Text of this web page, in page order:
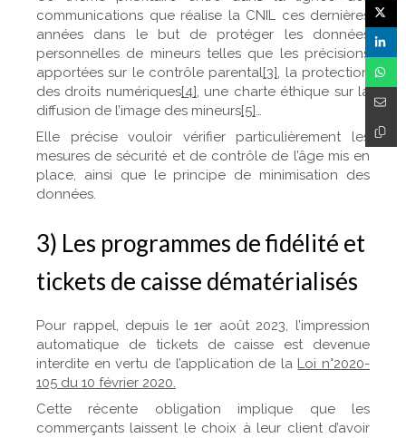
communications que réalise la CNIL ces dernières
années dans le but de protéger les données
personnelles de mineurs telles que les précisions
apportées sur le contrôle parental[3], la protection
des droits numériques[4], une charte éthique sur la
diffusion de l’image des mineurs[5]…
Elle précise vouloir vérifier particulièrement les
mesures de sécurité et de contrôle de l’âge mis en
place, ainsi que le principe de minimisation des
données.
3) Les programmes de fidélité et
tickets de caisse dématérialisés
Pour rappel, depuis le 1er août 2023, l’impression
automatique de tickets de caisse est devenue
interdite en vertu de l’application de la Loi n°2020-
105 du 10 février 2020.
Cette récente obligation implique que les
commerçants laissent le choix à leur client d’avoir